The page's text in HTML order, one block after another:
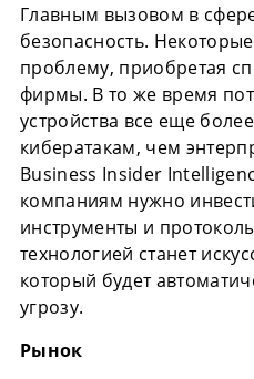
Главным вызовом в
безопасность.
проблему, приобретая
фирмы. В то же время
устройства все еще
кибератакам, чем
Business Insider
компаниям нужно
инструменты и
технологией станет
который будет
угрозу.
Рынок